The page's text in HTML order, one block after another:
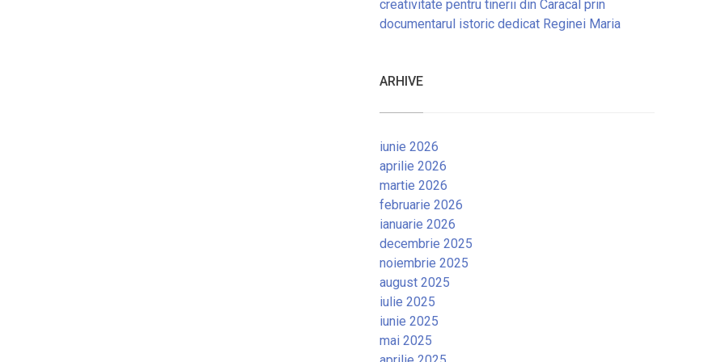
creativitate pentru tinerii din Caracal prin
documentarul istoric dedicat Reginei Maria
ARHIVE
iunie 2026
aprilie 2026
martie 2026
februarie 2026
ianuarie 2026
decembrie 2025
noiembrie 2025
august 2025
iulie 2025
iunie 2025
mai 2025